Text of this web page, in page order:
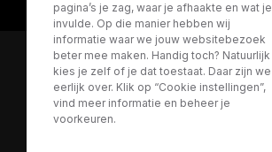
pagina’s je zag, waar je afhaakte en wat je
invulde. Op die manier hebben wij
informatie waar we jouw websitebezoek
beter mee maken. Handig toch? Natuurlijk
kies je zelf of je dat toestaat. Daar zijn we
eerlijk over. Klik op “Cookie instellingen”,
vind meer informatie en beheer je
voorkeuren.